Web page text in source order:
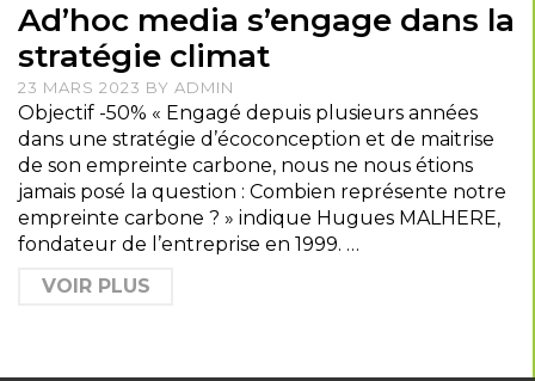
Ad’hoc media s’engage dans la
stratégie climat
23 MARS 2023 BY ADMIN
Objectif -50% « Engagé depuis plusieurs années
dans une stratégie d’écoconception et de maitrise
de son empreinte carbone, nous ne nous étions
jamais posé la question : Combien représente notre
empreinte carbone ? » indique Hugues MALHERE,
fondateur de l’entreprise en 1999. …
VOIR PLUS